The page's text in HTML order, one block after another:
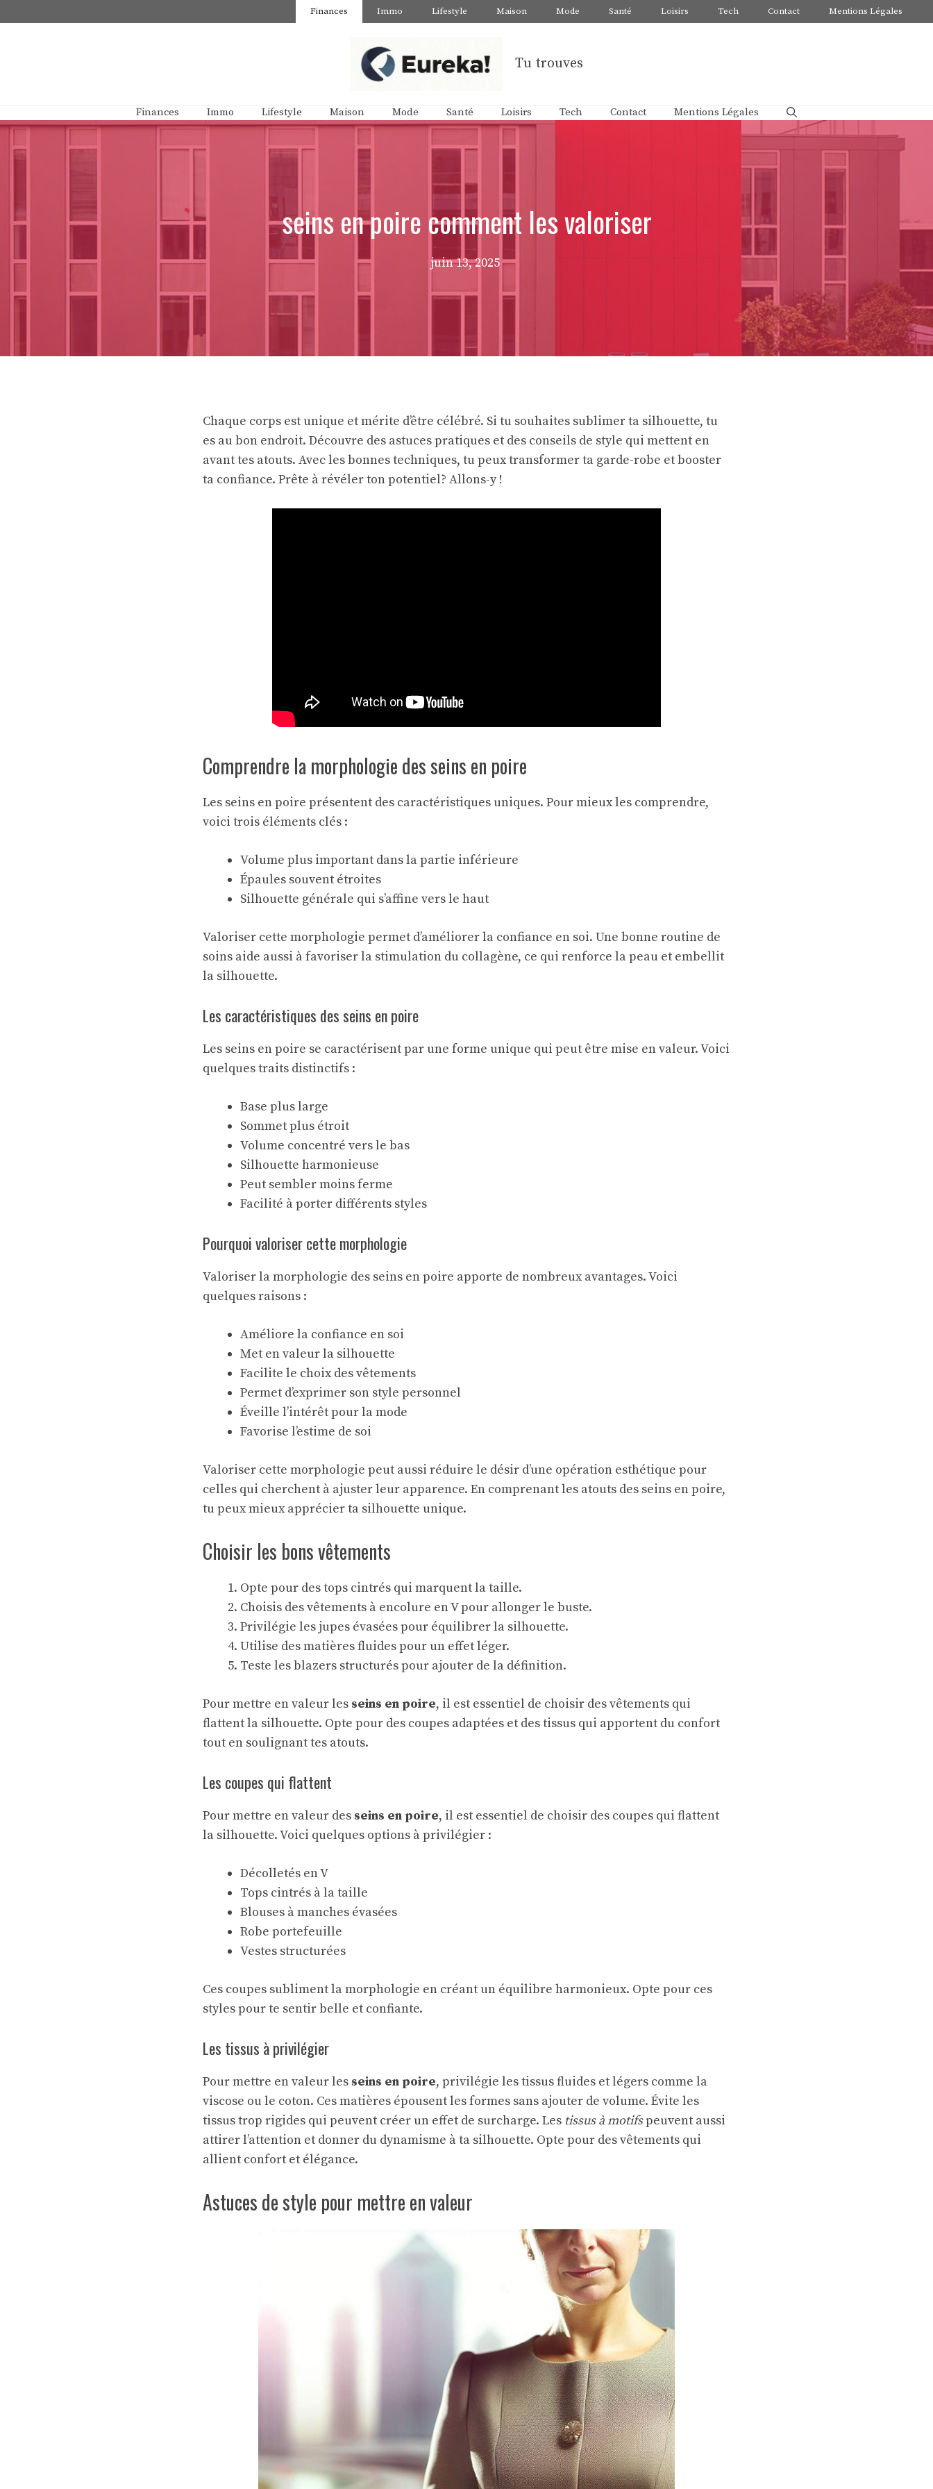
au
Finances Immo Lifestyle Maison Mode Santé Loisirs Tech Contact Mentions Légales
Tu trouves
Finances Immo Lifestyle Maison Mode Santé Loisirs Tech Contact Mentions Légales
seins en poire comment les valoriser
juin 13, 2025
Chaque corps est unique et mérite d’être célébré. Si tu souhaites sublimer ta silhouette, tu
es au bon endroit. Découvre des astuces pratiques et des conseils de style qui mettent en
avant tes atouts. Avec les bonnes techniques, tu peux transformer ta garde-robe et booster
ta confiance. Prête à révéler ton potentiel? Allons-y !
Comprendre la morphologie des seins en poire
Les seins en poire présentent des caractéristiques uniques. Pour mieux les comprendre,
voici trois éléments clés :
Volume plus important dans la partie inférieure
Épaules souvent étroites
Silhouette générale qui s’affine vers le haut
Valoriser cette morphologie permet d’améliorer la confiance en soi. Une bonne routine de
soins aide aussi à favoriser la stimulation du collagène, ce qui renforce la peau et embellit
la silhouette.
Les caractéristiques des seins en poire
Les seins en poire se caractérisent par une forme unique qui peut être mise en valeur. Voici
quelques traits distinctifs :
Base plus large
Sommet plus étroit
Volume concentré vers le bas
Silhouette harmonieuse
Peut sembler moins ferme
Facilité à porter différents styles
Pourquoi valoriser cette morphologie
Valoriser la morphologie des seins en poire apporte de nombreux avantages. Voici
quelques raisons :
Améliore la confiance en soi
Met en valeur la silhouette
Facilite le choix des vêtements
Permet d’exprimer son style personnel
Éveille l’intérêt pour la mode
Favorise l’estime de soi
Valoriser cette morphologie peut aussi réduire le désir d’une opération esthétique pour
celles qui cherchent à ajuster leur apparence. En comprenant les atouts des seins en poire,
tu peux mieux apprécier ta silhouette unique.
Choisir les bons vêtements
Opte pour des tops cintrés qui marquent la taille.
Choisis des vêtements à encolure en V pour allonger le buste.
Privilégie les jupes évasées pour équilibrer la silhouette.
Utilise des matières fluides pour un effet léger.
Teste les blazers structurés pour ajouter de la définition.
Pour mettre en valeur les seins en poire, il est essentiel de choisir des vêtements qui
flattent la silhouette. Opte pour des coupes adaptées et des tissus qui apportent du confort
tout en soulignant tes atouts.
Les coupes qui flattent
Pour mettre en valeur des seins en poire, il est essentiel de choisir des coupes qui flattent
la silhouette. Voici quelques options à privilégier :
Décolletés en V
Tops cintrés à la taille
Blouses à manches évasées
Robe portefeuille
Vestes structurées
Ces coupes subliment la morphologie en créant un équilibre harmonieux. Opte pour ces
styles pour te sentir belle et confiante.
Les tissus à privilégier
Pour mettre en valeur les seins en poire, privilégie les tissus fluides et légers comme la
viscose ou le coton. Ces matières épousent les formes sans ajouter de volume. Évite les
tissus trop rigides qui peuvent créer un effet de surcharge. Les tissus à motifspeuvent aussi
attirer l’attention et donner du dynamisme à ta silhouette. Opte pour des vêtements qui
allient confort et élégance.
Astuces de style pour mettre en valeur